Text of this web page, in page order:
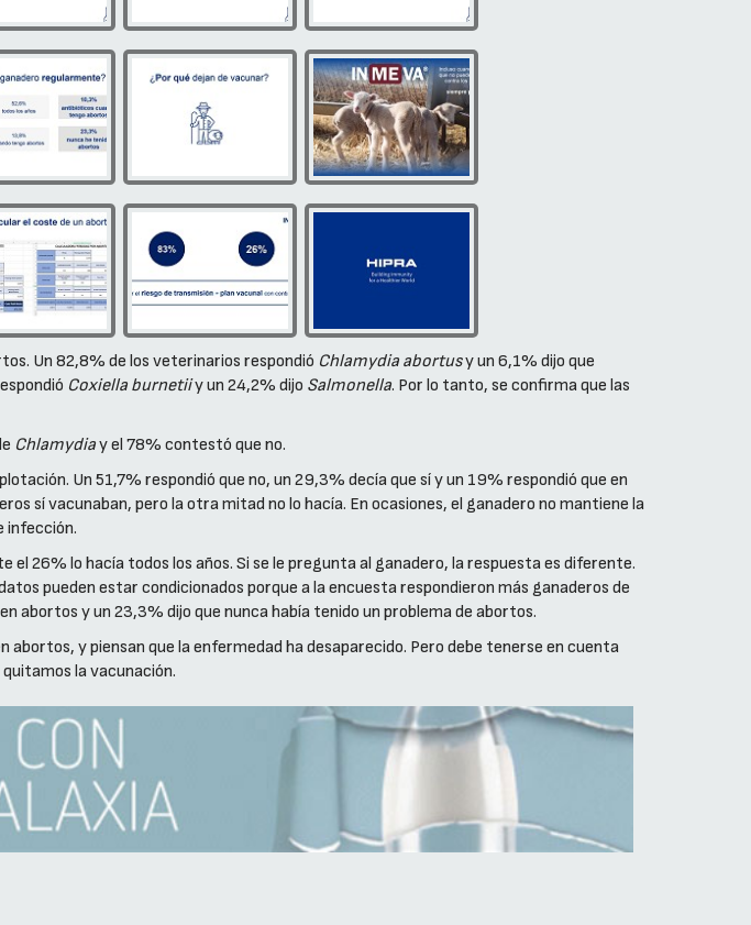
Un 82,8% de los veterinarios respondió Chlamydia abortusy un 6,1% dijo que
Coxiella burnetiiy un 24,2% dijo Salmonella. Por lo tanto, se confirma que las
Chlamydiay el 78% contestó que no.
Un 51,7% respondió que no, un 29,3% decía que sí y un 19% respondió que en
sí vacunaban, pero la otra mitad no lo hacía. En ocasiones, el ganadero no mantiene la
infección.
26% lo hacía todos los años. Si se le pregunta al ganadero, la respuesta es diferente.
pueden estar condicionados porque a la encuesta respondieron más ganaderos de
abortos y un 23,3% dijo que nunca había tenido un problema de abortos.
y piensan que la enfermedad ha desaparecido. Pero debe tenerse en cuenta
la vacunación.